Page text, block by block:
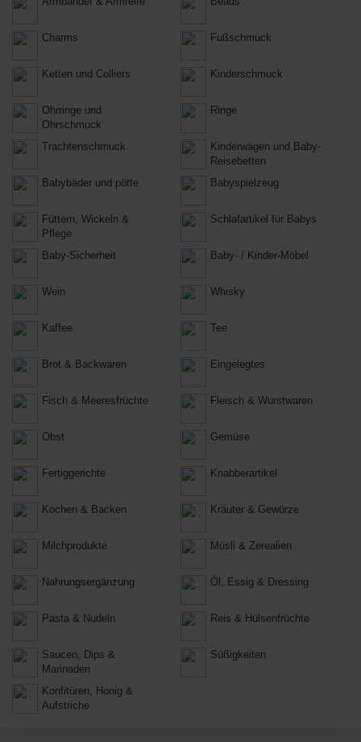
Charms Fußschmuck
Ketten und Colliers Kinderschmuck
Ohrringe und
Ohrschmuck
Ringe
Trachtenschmuck
Kinderwägen und Baby-
Reisebetten
Babybäder und pötte
Babyspielzeug
Füttern, Wickeln &
Pflege
Schlafartikel für Babys
Baby-Sicherheit Baby- / Kinder-Möbel
Wein Whisky
Kaffee Tee
Brot & Backwaren Eingelegtes
Fisch & Meeresfrüchte Fleisch & Wurstwaren
Obst Gemüse
Fertiggerichte Knabberartikel
Kochen & Backen Kräuter & Gewürze
Milchprodukte Müsli & Zerealien
Nahrungsergänzung Öl, Essig & Dressing
Pasta & Nudeln Reis & Hülsenfrüchte
Saucen, Dips &
Marinaden
Süßigkeiten
Konfitüren, Honig &
Aufstriche